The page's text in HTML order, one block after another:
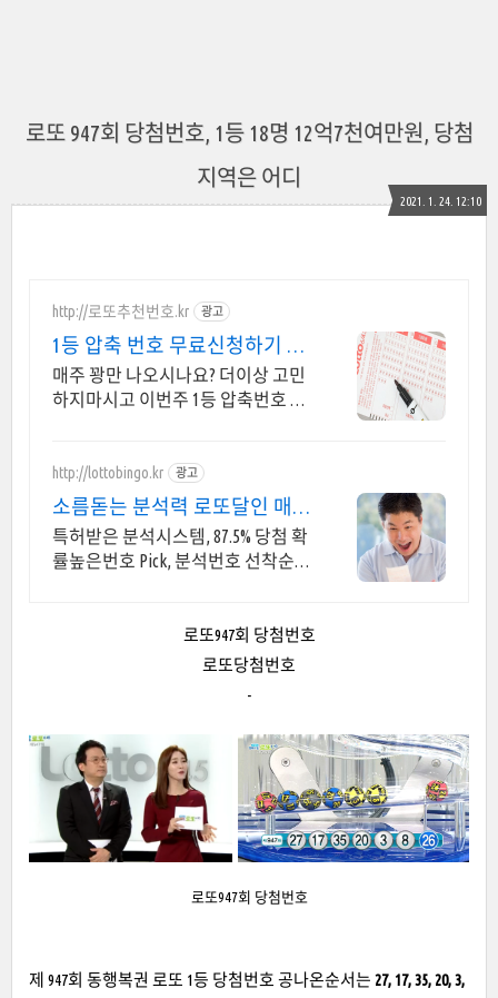
로또 947회 당첨번호, 1등 18명 12억7천여만원, 당첨
지역은 어디
2021. 1. 24. 12:10
http://로또추천번호.kr 광고
1등 압축 번호 무료신청하기 10
조합 압축번호무료신청하기
매주 꽝만 나오시나요? 더이상 고민
하지마시고 이번주 1등 압축번호 무
드립니다
http://lottobingo.kr 광고
소름돋는 분석력 로또달인 매주
2등 이상 당첨자 속출
특허받은 분석시스템, 87.5% 당첨 확
률높은번호 Pick, 분석번호 선착순
로또947회 당첨번호
로또당첨번호
-
로또947회 당첨번호
제 947회 동행복권 로또 1등 당첨번호 공나온순서는 27, 17, 35, 20, 3,